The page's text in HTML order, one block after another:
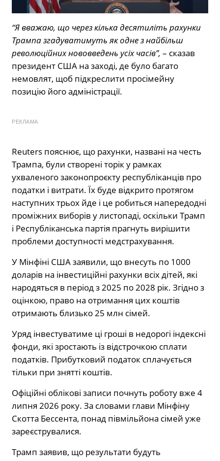
“Я вважаю, що через кілька десятиліть рахунки
Трампа згадуватимуть як одне з найбільш
революційних нововведень усіх часів”, – сказав
президент США на заході, де було багато
немовлят, щоб підкреслити просімейну
позицію його адміністрації.
РЕКЛАМА
Reuters пояснює, що рахунки, названі на честь
Трампа, були створені торік у рамках
ухваленого законопроєкту республіканців про
податки і витрати. Їх буде відкрито протягом
наступних трьох йде і це робиться напередодні
проміжних виборів у листопаді, оскільки Трамп
і Республіканська партія прагнуть вирішити
проблеми доступності медстрахування.
У Мінфіні США заявили, що внесуть по 1000
доларів на інвестиційні рахунки всіх дітей, які
народяться в період з 2025 по 2028 рік. Згідно з
оцінкою, право на отримання цих коштів
отримають близько 25 млн сімей.
Уряд інвестуватиме ці гроші в недорогі індексні
фонди, які зростають із відстрочкою сплати
податків. Прибутковий податок сплачується
тільки при знятті коштів.
Офіційні облікові записи почнуть роботу вже 4
липня 2026 року. За словами глави Мінфіну
Скотта Бессента, понад півмільйона сімей уже
зареєструвалися.
Трамп заявив, що результати будуть